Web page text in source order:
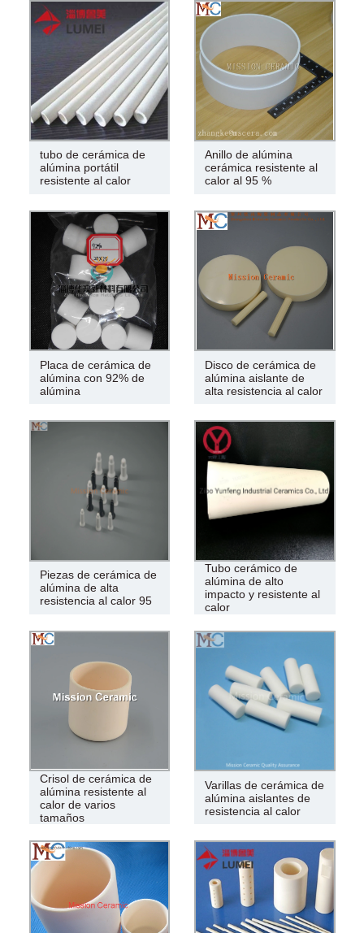
tubo de cerámica de
alúmina portátil
resistente al calor
Anillo de alúmina
cerámica resistente al
calor al 95 %
Placa de cerámica de
alúmina con 92% de
alúmina
Disco de cerámica de
alúmina aislante de
alta resistencia al calor
Piezas de cerámica de
alúmina de alta
resistencia al calor 95
Tubo cerámico de
alúmina de alto
impacto y resistente al
calor
Crisol de cerámica de
alúmina resistente al
calor de varios
tamaños
Varillas de cerámica de
alúmina aislantes de
resistencia al calor